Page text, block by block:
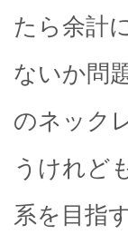
たら余計
ないか問
のネック
うけれど
系を目指